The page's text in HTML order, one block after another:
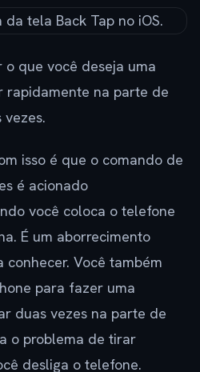
que você deseja uma
na parte de
isso é que o comando de
é acionado
você coloca o telefone
É um aborrecimento
Você também
para fazer uma
duas vezes na parte de
o problema de tirar
desliga o telefone.